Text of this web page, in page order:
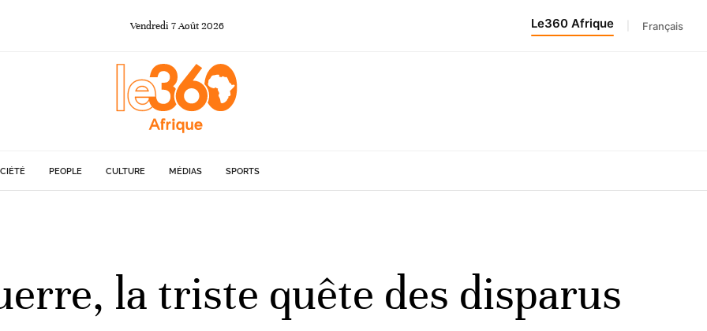
Vendredi 7Août 2026 Le360 Afrique Français
PEOPLE CULTURE MÉDIAS SPORTS
la triste quête des disparus